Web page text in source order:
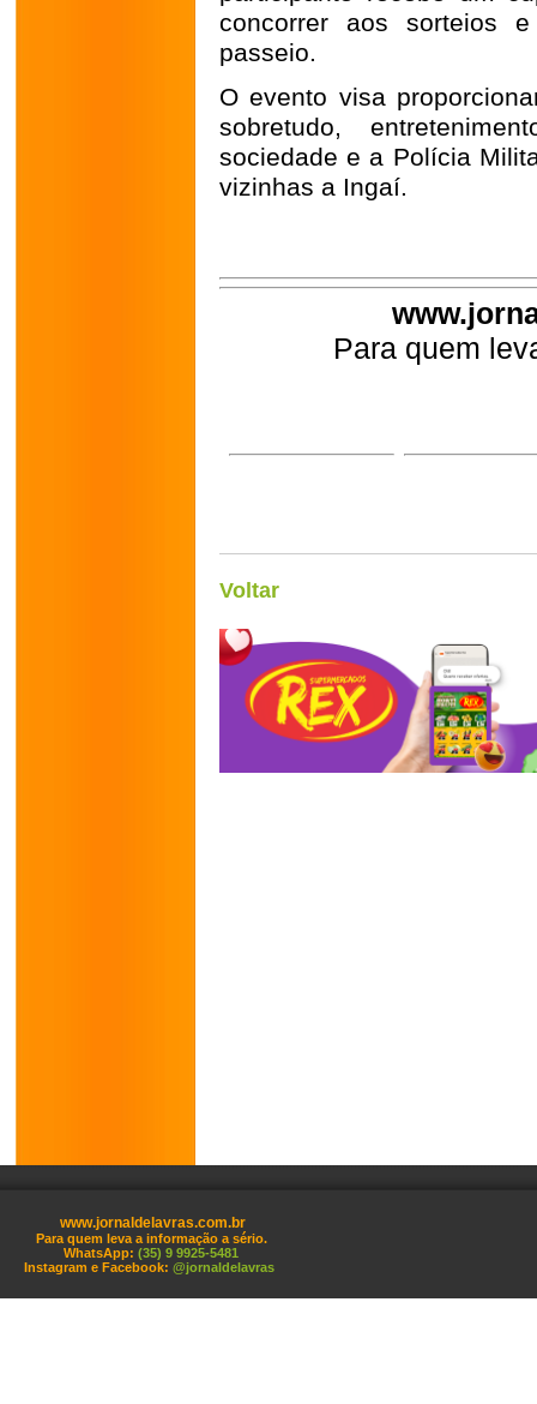
concorrer aos sorteios
passeio.
O evento visa
sobretudo,
sociedade e a Polícia
vizinhas a Ingaí.
Para quem
Voltar
www.jornaldelavras.com.br
Para quem leva a informação a sério.
WhatsApp: (35) 9 9925-5481
Instagram e Facebook: @jornaldelavras